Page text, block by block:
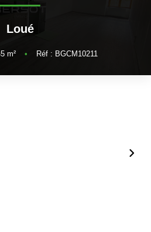
Nos Outils
Loué
m² • Réf : BGCM10211